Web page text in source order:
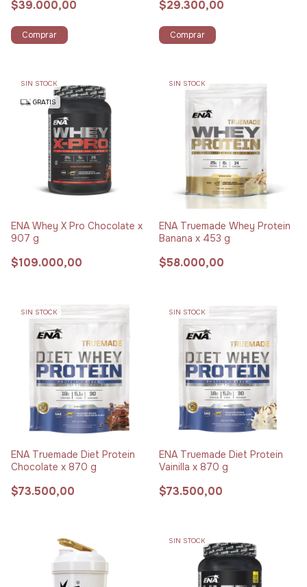
$39.000,00
Comprar
$29.300,00
Comprar
SIN STOCK
GRATIS
ENA Whey X Pro Chocolate x
907 g
$109.000,00
SIN STOCK
ENA Truemade Whey Protein
Banana x 453 g
$58.000,00
SIN STOCK
ENA Truemade Diet Protein
Chocolate x 870 g
$73.500,00
SIN STOCK
ENA Truemade Diet Protein
Vainilla x 870 g
$73.500,00
SIN STOCK